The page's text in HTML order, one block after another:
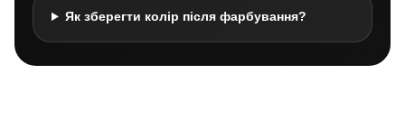
Як зберегти колір після фарбування?